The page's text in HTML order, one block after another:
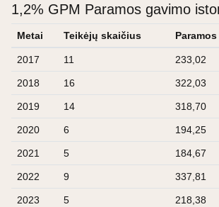
1,2% GPM Paramos gavimo
Metai Teikėjų skaičius
2017 11 233,02
2018 16 322,03
2019 14 318,70
2020 6 194,25
2021 5 184,67
2022 9 337,81
2023 5 218,38